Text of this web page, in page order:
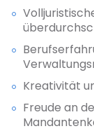
Kreativität
Freude an